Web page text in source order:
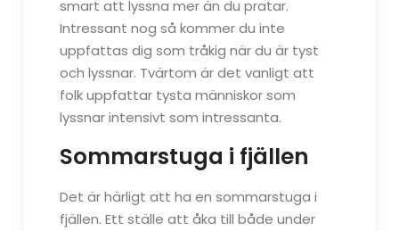
smart att lyssna mer än du pratar.
Intressant nog så kommer du inte
uppfattas dig som tråkig när du är tyst
och lyssnar. Tvärtom är det vanligt att
folk uppfattar tysta människor som
lyssnar intensivt som intressanta.
Sommarstuga i fjällen
Det är härligt att ha en sommarstuga i
fjällen. Ett ställe att åka till både under